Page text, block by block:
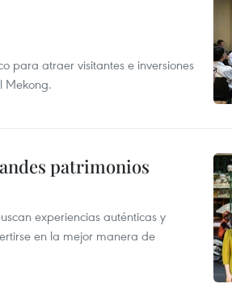
para atraer visitantes e inversiones
Mekong.
patrimonios
experiencias auténticas y
en la mejor manera de